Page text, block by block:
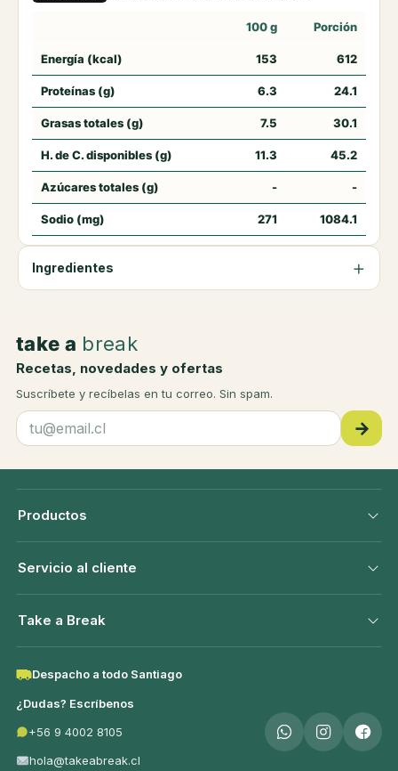
100 g Porción
Energía (kcal) 153 612
Proteínas (g) 6.3 24.1
Grasas totales (g) 7.5 30.1
H. de C. disponibles (g) 11.3 45.2
Azúcares totales (g) - -
Sodio (mg) 271 1084.1
Ingredientes
take a break
Recetas, novedades y ofertas
Suscríbete y recíbelas en tu correo. Sin spam.
→
Productos
Servicio al cliente
Take a Break
Despacho a todo Santiago
¿Dudas? Escríbenos
+56 9 4002 8105
hola@takeabreak.cl